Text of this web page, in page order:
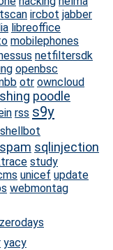
ircbot jabber
libreoffice
mobilephones
netfiltersdk
openbsc
otr owncloud
poodle
rss s9y
shellbot
spam sqlinjection
study
unicef update
webmontag
zerodays
yacy